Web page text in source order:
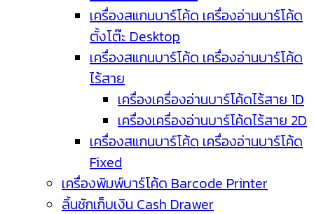
เครื่องสแกนบาร์โค้ด เครื่องอ่านบาร์โค้ด
ตั้งโต๊ะ Desktop
เครื่องสแกนบาร์โค้ด เครื่องอ่านบาร์โค้ด
ไร้สาย
เครื่องเครื่องอ่านบาร์โค้ดไร้สาย 1D
เครื่องเครื่องอ่านบาร์โค้ดไร้สาย 2D
เครื่องสแกนบาร์โค้ด เครื่องอ่านบาร์โค้ด
Fixed
เครื่องพิมพ์บาร์โค้ด Barcode Printer
ลิ้นชักเก็บเงิน Cash Drawer